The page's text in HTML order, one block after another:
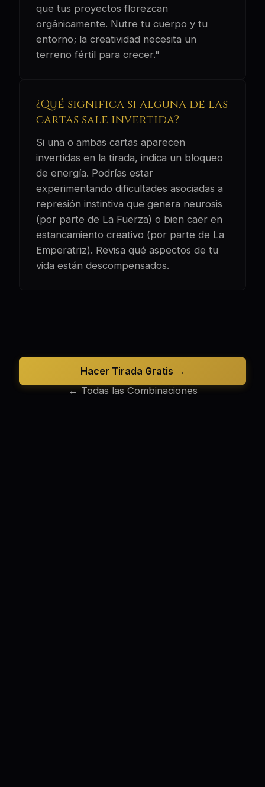
que tus proyectos florezcan
orgánicamente. Nutre tu cuerpo y tu
entorno; la creatividad necesita un
terreno fértil para crecer."
¿Qué significa si alguna de las
cartas sale invertida?
Si una o ambas cartas aparecen
invertidas en la tirada, indica un bloqueo
de energía. Podrías estar
experimentando dificultades asociadas a
represión instintiva que genera neurosis
(por parte de La Fuerza) o bien caer en
estancamiento creativo (por parte de La
Emperatriz). Revisa qué aspectos de tu
vida están descompensados.
← Todas las Combinaciones
Hacer Tirada Gratis →